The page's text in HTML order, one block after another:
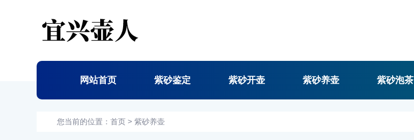
网站首页 紫砂鉴定 紫砂开壶 紫砂养壶 紫砂泡茶
您当前的位置： 首页 > 紫砂养壶